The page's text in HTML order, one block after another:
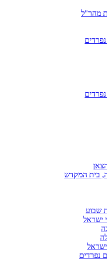
מהר"ל
בית המקדש
שבוע
ישראל
נפרדים